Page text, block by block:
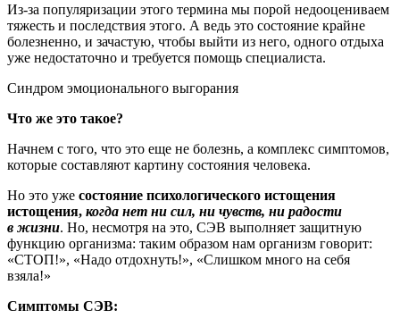
Из-за популяризации этого термина мы порой недооцениваем
тяжесть и последствия этого. А ведь это состояние крайне
болезненно, и зачастую, чтобы выйти из него, одного отдыха
уже недостаточно и требуется помощь специалиста.
Синдром эмоционального выгорания
Что же это такое?
Начнем с того, что это еще не болезнь, а комплекс симптомов,
которые составляют картину состояния человека.
Но это уже состояние психологического истощения
истощения, когда нет ни сил, ни чувств, ни радости
в жизни. Но, несмотря на это, СЭВ выполняет защитную
функцию организма: таким образом нам организм говорит:
«СТОП!», «Надо отдохнуть!», «Слишком много на себя
взяла!»
Симптомы СЭВ: